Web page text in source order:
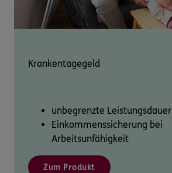
Krankentagegeld
unbegrenzte Leistungsdauer
Einkommenssicherung bei
Arbeitsunfähigkeit
Zum Produkt